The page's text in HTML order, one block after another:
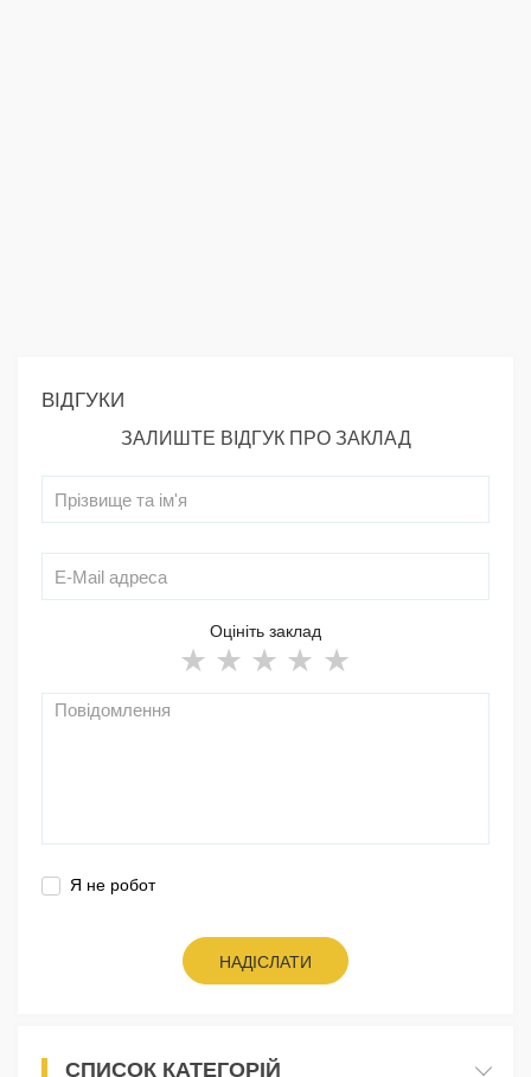
ВІДГУКИ
ЗАЛИШТЕ ВІДГУК ПРО ЗАКЛАД
Оцініть заклад
Я не робот
НАДІСЛАТИ
СПИСОК КАТЕГОРІЙ